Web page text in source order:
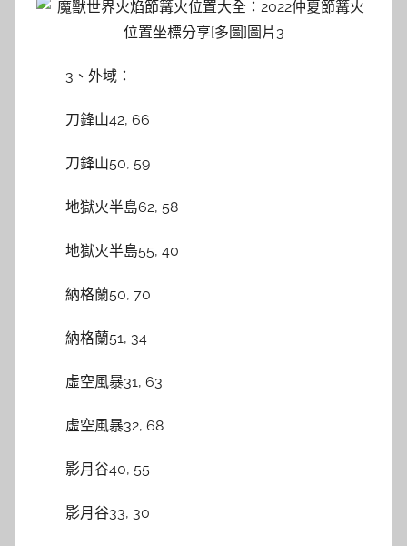
3、外域：
刀鋒山42, 66
刀鋒山50, 59
地獄火半島62, 58
地獄火半島55, 40
納格蘭50, 70
納格蘭51, 34
虛空風暴31, 63
虛空風暴32, 68
影月谷40, 55
影月谷33, 30